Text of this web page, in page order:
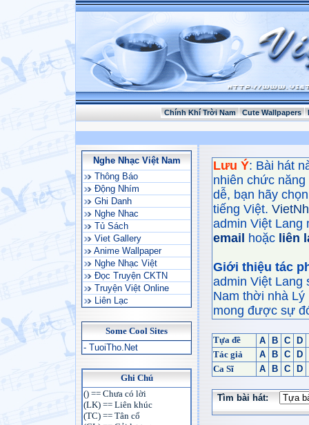
Chính Khí Trời Nam Cute Wallpapers
Nghe Nhạc Việt Nam
Thông Báo
Động Nhím
Ghi Danh
Nghe Nhac
Tủ Sách
Viet Gallery
Anime Wallpaper
Nghe Nhạc Việt
Đọc Truyện CKTN
Truyện Việt Online
Liên Lạc
Some Cool Sites
- TuoiTho.Net
Ghi Chú
() == Chưa có lời
(LK) == Liên khúc
(TC) == Tân cổ
Lưu Ý: Bài hát
nhiên chức
dễ, bạn hãy
tiếng Việt.
admin Việt Lang
email
hoặc liên
Giới thiệu tác
admin Việt Lang
Nam thời nhà
mong được sự
Tựa đề A B C
D
Tác giả
A B C
D
Ca Sĩ
A B C D
Tìm bài hát: